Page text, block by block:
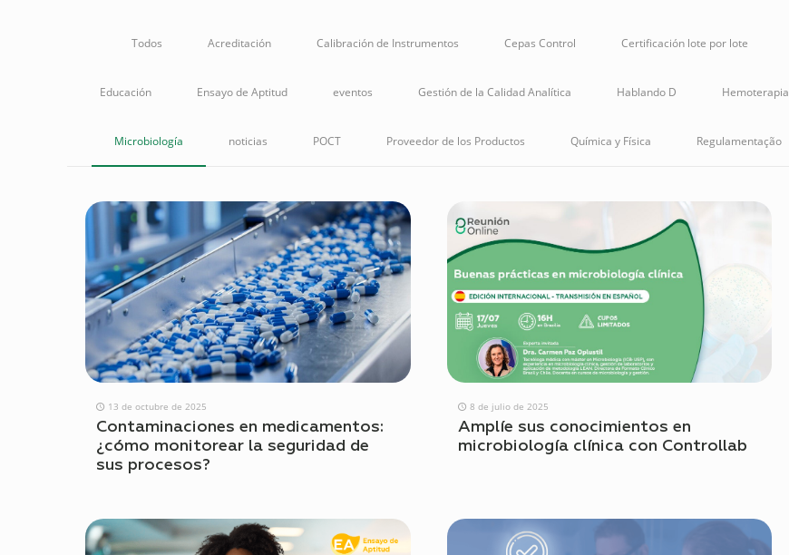
Todos Acreditación Calibración de Instrumentos Cepas Control Certificación lote por lote
Educación Ensayo de Aptitud eventos Gestión de la Calidad Analítica Hablando D Hemoterapia
Microbiología noticias POCT Proveedor de los Productos Química y Física Regulamentação
13 de octubre de 2025
Contaminaciones en medicamentos:
¿cómo monitorear la seguridad de
sus procesos?
8 de julio de 2025
Amplíe sus conocimientos en
microbiología clínica con Controllab